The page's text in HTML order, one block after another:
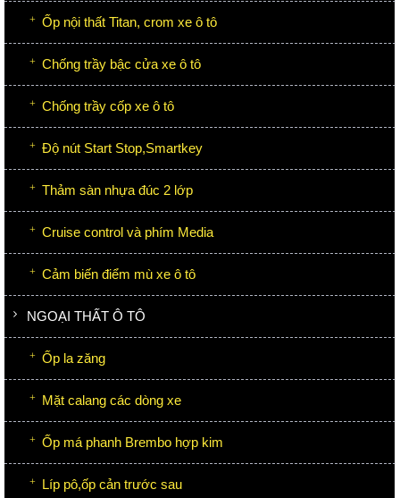
Ốp nội thất Titan, crom xe ô tô
Chống trầy bậc cửa xe ô tô
Chống trầy cốp xe ô tô
Độ nút Start Stop,Smartkey
Thảm sàn nhựa đúc 2 lớp
Cruise control và phím Media
Cảm biến điểm mù xe ô tô
NGOẠI THẤT Ô TÔ
Ốp la zăng
Mặt calang các dòng xe
Ốp má phanh Brembo hợp kim
Líp pô,ốp cản trước sau